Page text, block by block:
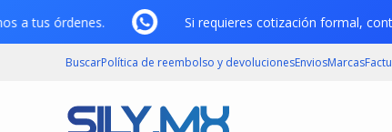
a tus órdenes. Si requieres cotización formal,
BuscarPolítica de reembolso y devolucionesEnviosMarcas